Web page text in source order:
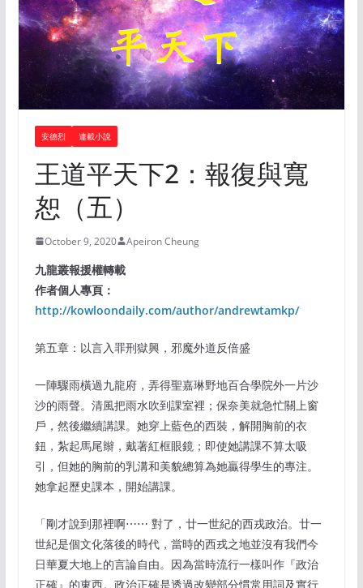
安德烈 連載小說
王道平天下2：報復與寬
恕（五）
October 9, 2020 Apeiron Cheung
九龍叢報援權轉載
作者個人專頁：
http://kowloondaily.com/author/andrewtamkp/
第五章：以言入罪刑獄興，邪魔外道反倍盛
一陣驟雨橫過九龍府，弄得聖嘉琳野地百合學院外一片沙
沙的雨聲。清風把雨水吹到課室裡；保奈美就急忙關上窗
戶，然後繼續講課。她穿上藍色的西裝，解開胸前的衣
鈕，紮起馬尾辮，戴著紅框眼鏡；即使她講課不算太吸
引，但她的胸前的乳溝和美貌總算為她贏得學生的專注。
她拿起歷史課本，開始講課。
「剛才說到那裡啊⋯⋯ 對了，廿一世紀的西戎政治。廿一
世紀是個文化落後的時代，當時的西戎之地並沒有我們今
日華夏大地上的言論自由。因為當時流行一樣叫作『政治
正確』的東西。政治正確是透過改變部分慣常用詞及實行